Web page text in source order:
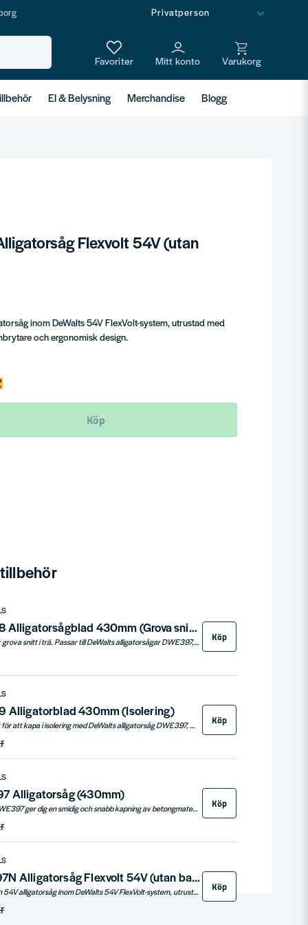
El & Belysning Merchandise Blogg
Flexvolt 54V (utan
inom DeWalts 54V FlexVolt-system, utrustad med
och ergonomisk design.
Köp
DeWalt DT2978 Alligatorsågblad 430mm (Grova snitt i trä)
DeWalt alligatorblad för grova snitt i trä. Passar till DeWalts alligatorsågar DWE397, DWE398 & DWE399. Köp
Alligatorblad 430mm (Isolering)
Alligatorsågblad avsett för att kapa i isolering med DeWalts alligatorsåg DWE397, DWE398 och DWE399 Köp
Alligatorsåg (430mm)
DeWalts alligatorsåg DWE397 ger dig en smidig och snabb kapning av betongmaterial. Hållbara blad, stark motor och ergonomisk design ger dig bästa tänkbara användarvänligheter när det gäller alligatorsågar. Köp
DeWalt DCS397N Alligatorsåg Flexvolt 54V (utan batterier)
DeWalt DCS397N är en 54V alligatorsåg inom DeWalts 54V FlexVolt-system, utrustad med kolborstfri motor, säkerhetsströmbrytare och ergonomisk design. Köp